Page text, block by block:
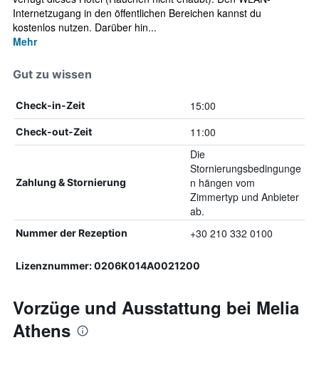
Internetzugang in den öffentlichen Bereichen kannst du
kostenlos nutzen. Darüber hin...
Mehr
Gut zu wissen
Check-in-Zeit 15:00
Check-out-Zeit 11:00
Zahlung & Stornierung
Die
Stornierungsbedingunge
n hängen vom
Zimmertyp und Anbieter
ab.
Nummer der Rezeption +30 210 332 0100
Lizenznummer: 0206Κ014Α0021200
Vorzüge und Ausstattung bei Melia
Athens